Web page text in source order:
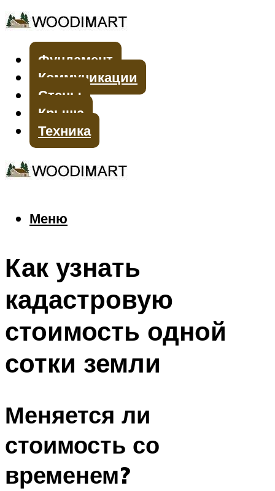
Фундамент
Коммуникации
Стены
Крыша
Техника
Меню
Меню
Как узнать
кадастровую
стоимость одной
сотки земли
Меняется ли
стоимость со
временем?